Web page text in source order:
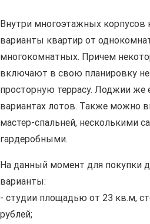
Внутри многоэтажных корпусов
варианты квартир от
многокомнатных. Причем
включают в свою планировку
просторную террасу. Лоджии же
вариантах лотов. Также можно
мастер-спальней, несколькими
гардеробными.
На данный момент для покупки
варианты:
- студии площадью от 23 кв.м,
рублей;